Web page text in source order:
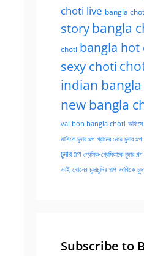
choti live bangla
storybangla
choti bangla
sexy choti
indian
new bangla
vai bon bangla choti অফিসে
মাসিকে চুদার গল্প গ্রামের মেয়ে চুদার গল্প
চুদার গল্প প্রেমিক-প্রেমিকাকে চুদার গল্প
ভাই-বোনের চুদাচুদির গল্প ভাবিকে
Subscribe to